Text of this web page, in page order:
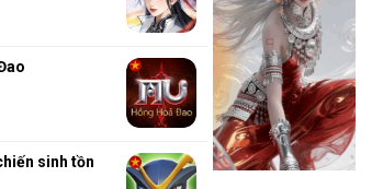
sinh tồn